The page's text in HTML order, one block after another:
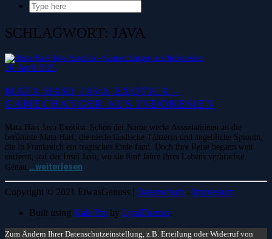
SCHLAGWORT: JAVA
26. April 2025
MATA HARI JAVA EXOTICA –
GAMECHANGER AUS INDONESIEN
Mata Hari Java Exotica: Schon der Name weckt Assoziationen an die
berühmte Mata Hari, die niederländische Tänzerin und angebliche Spionin,
die in Frankreich ein tragisches Ende fand. Doch ihre Reise begann weit
entfernt, auf der Insel Java, wo sie fünf Jahre ihres Lebens verbrachte.
Genau …weiterlesen
Copyright © 2021 EtwasGenuss | Datenschutz - Impressum
Built using Kale Pro by LyraThemes.
Zum Ändern Ihrer Datenschutzeinstellung, z.B. Erteilung oder Widerruf von